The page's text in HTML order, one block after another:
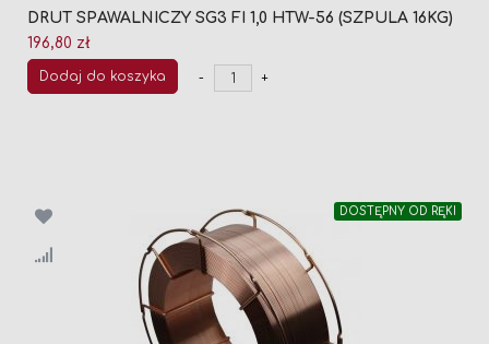
DRUT SPAWALNICZY SG3 FI 1,0 HTW-56 (SZPULA 16KG)
196,80 zł
Dodaj do koszyka - +
DOSTĘPNY OD RĘKI